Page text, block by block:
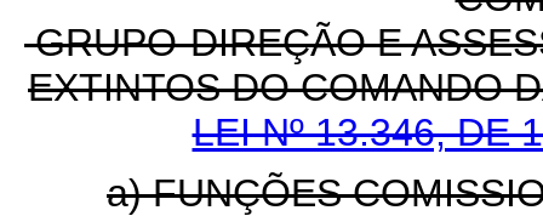
GRUPO-DIREÇÃO E
EXTINTOS DO COMANDO
LEI Nº 13.346, DE
a) FUNÇÕES